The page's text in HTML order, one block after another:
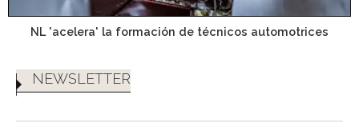
NL 'acelera' la formación de técnicos automotrices
NEWSLETTER